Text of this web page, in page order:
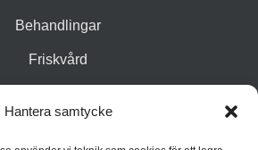
Hantera samtycke
Behandlingar
Friskvård